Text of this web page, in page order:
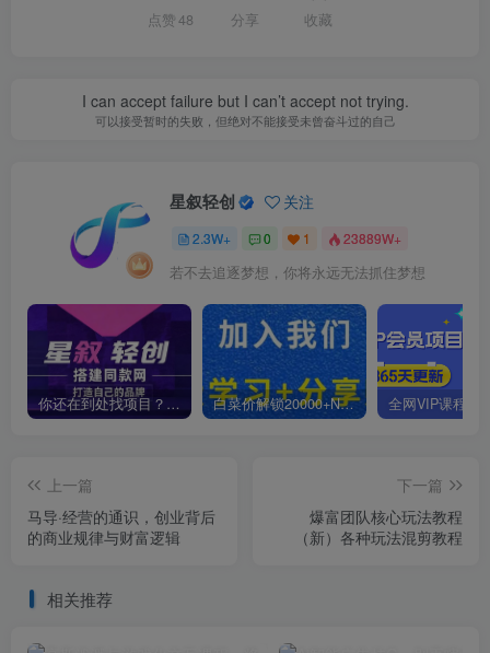
点赞 48 分享 收藏
I can accept failure but I can’t accept not trying.
可以接受暂时的失败，但绝对不能接受未曾奋斗过的自己
星叙轻创 关注
2.3W+ 0 1 23889W+
若不去追逐梦想，你将永远无法抓住梦想
你还在到处找项目？还在当韭菜？我靠卖项目一个月收入5万+，曾经我也是个失败者。 白菜价解锁20000+N个赚钱机会，加入星叙轻创会员，全站资源免费学习。
上一篇
马导·经营的通识，​创业背后
的商业规律与财富逻辑
下一篇
爆富团队核心玩法教程
（新）各种玩法混剪教程
相关推荐